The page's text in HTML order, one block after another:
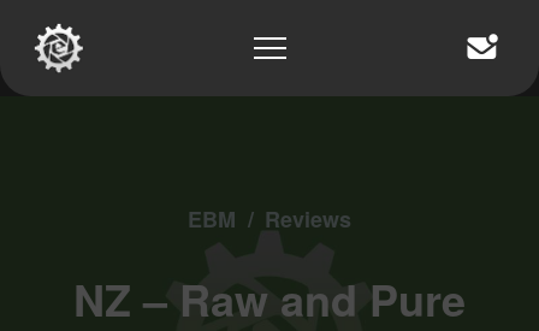
EBM / Reviews
NZ – Raw and Pure